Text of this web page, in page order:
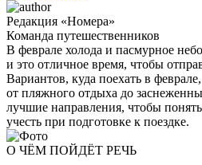
Редакция «Номера»
Команда путешественников
В феврале холода и пасмурное
и это отличное время, чтобы
Вариантов, куда поехать в
от пляжного отдыха до
лучшие направления, чтобы
учесть при подготовке к поездке.
О ЧЁМ ПОЙДЁТ РЕЧЬ